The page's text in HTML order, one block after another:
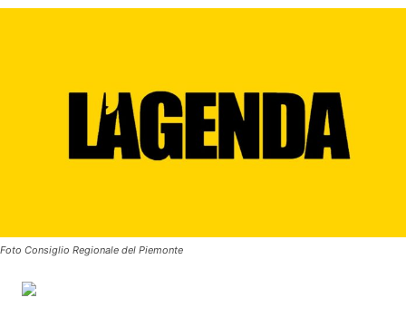
Foto Consiglio Regionale del Piemonte